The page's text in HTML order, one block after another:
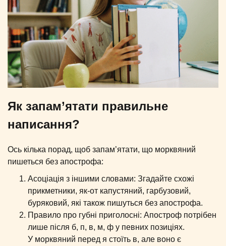
Як запам’ятати правильне
написання?
Ось кілька порад, щоб запам’ятати, що морквяний
пишеться без апострофа:
Асоціація з іншими словами: Згадайте схожі
прикметники, як-от капустяний, гарбузовий,
буряковий, які також пишуться без апострофа.
Правило про губні приголосні: Апостроф потрібен
лише після б, п, в, м, ф у певних позиціях.
У морквяний перед я стоїть в, але воно є